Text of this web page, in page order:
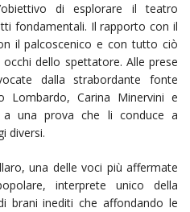
di esplorare il teatro
fondamentali. Il rapporto con il
il palcoscenico e con tutto ciò
dello spettatore. Alle prese
dalla strabordante fonte
Lombardo, Carina Minervini e
a una prova che li conduce a
diversi.
una delle voci più affermate
interprete unico della
brani inediti che affondando le